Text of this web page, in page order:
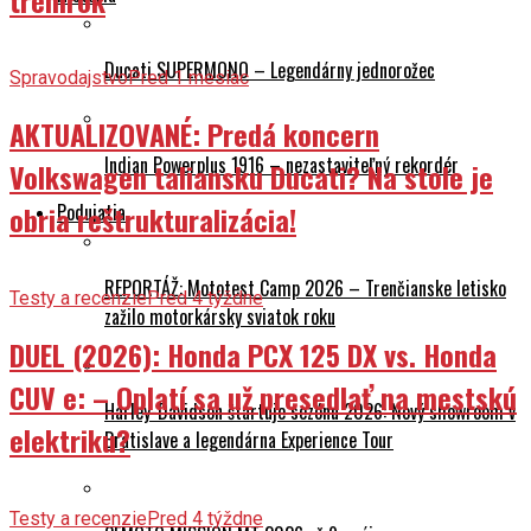
Ducati SUPERMONO – Legendárny jednorožec
Indian Powerplus 1916 – nezastaviteľný rekordér
Podujatia
REPORTÁŽ: Mototest Camp 2026 – Trenčianske letisko
zažilo motorkársky sviatok roku
Harley-Davidson štartuje sezónu 2026: Nový showroom v
Bratislave a legendárna Experience Tour
SpravodajstvoPred 1 mesiac
AKTUALIZOVANÉ: Predá koncern
Volkswagen taliansku Ducati? Na stole je
obria reštrukturalizácia!
Testy a recenziePred 4 týždne
DUEL (2026): Honda PCX 125 DX vs. Honda
CUV e: – Oplatí sa už presedlať na mestskú
elektriku?
Testy a recenziePred 4 týždne